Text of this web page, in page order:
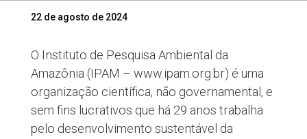
22 de agosto de 2024
O Instituto de Pesquisa Ambiental da
Amazônia (IPAM – www.ipam.org.br) é uma
organização científica, não governamental, e
sem fins lucrativos que há 29 anos trabalha
pelo desenvolvimento sustentável da